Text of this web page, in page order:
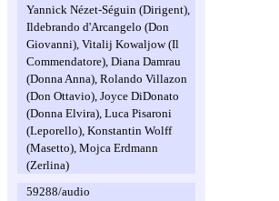
Yannick Nézet-Séguin (Dirigent),
Ildebrando d'Arcangelo (Don
Giovanni), Vitalij Kowaljow (Il
Commendatore), Diana Damrau
(Donna Anna), Rolando Villazon
(Don Ottavio), Joyce DiDonato
(Donna Elvira), Luca Pisaroni
(Leporello), Konstantin Wolff
(Masetto), Mojca Erdmann
(Zerlina)
59288/audio